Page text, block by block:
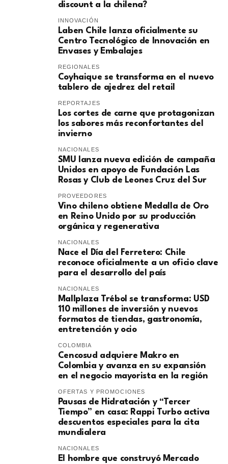
discount a la chilena?
INNOVACIÓN
Laben Chile lanza oficialmente su
Centro Tecnológico de Innovación en
Envases y Embalajes
REGIONALES
Coyhaique se transforma en el nuevo
tablero de ajedrez del retail
REPORTAJES
Los cortes de carne que protagonizan
los sabores más reconfortantes del
invierno
NACIONALES
SMU lanza nueva edición de campaña
Unidos en apoyo de Fundación Las
Rosas y Club de Leones Cruz del Sur
PROVEEDORES
Vino chileno obtiene Medalla de Oro
en Reino Unido por su producción
orgánica y regenerativa
NACIONALES
Nace el Día del Ferretero: Chile
reconoce oficialmente a un oficio clave
para el desarrollo del país
NACIONALES
Mallplaza Trébol se transforma: USD
110 millones de inversión y nuevos
formatos de tiendas, gastronomía,
entretención y ocio
COLOMBIA
Cencosud adquiere Makro en
Colombia y avanza en su expansión
en el negocio mayorista en la región
OFERTAS Y PROMOCIONES
Pausas de Hidratación y “Tercer
Tiempo” en casa: Rappi Turbo activa
descuentos especiales para la cita
mundialera
NACIONALES
El hombre que construyó Mercado